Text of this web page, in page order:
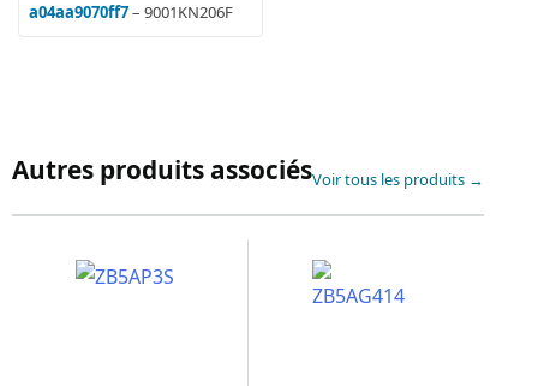
a04aa9070ff7– 9001KN206F
Autres produits associésVoir tous les produits →